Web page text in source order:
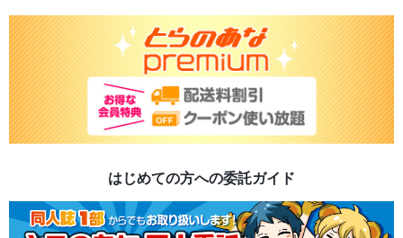
はじめての方への委託ガイド